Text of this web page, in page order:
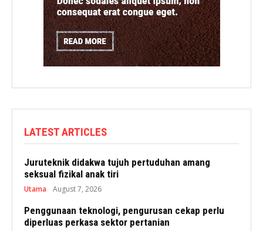
LATEST ARTICLES
Juruteknik didakwa tujuh pertuduhan amang
seksual fizikal anak tiri
Utama August 7, 2026
Penggunaan teknologi, pengurusan cekap perlu
diperluas perkasa sektor pertanian